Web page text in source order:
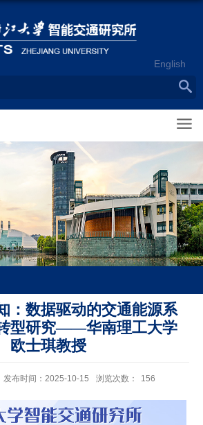
English
：数据驱动的交通能源系
型研究——华南理工大学
欧士琪教授
发布时间：2025-10-15 浏览次数： 156